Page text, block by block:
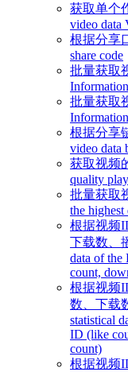
获取单个
video data
根据分享
share code
批量获取
批量获取
根据分享
video data
获取视频
quality
批量获取
the
根据视频
下载数、
data of the
count,
根据视频
数、下载
statistical
ID (like
count)
根据视频